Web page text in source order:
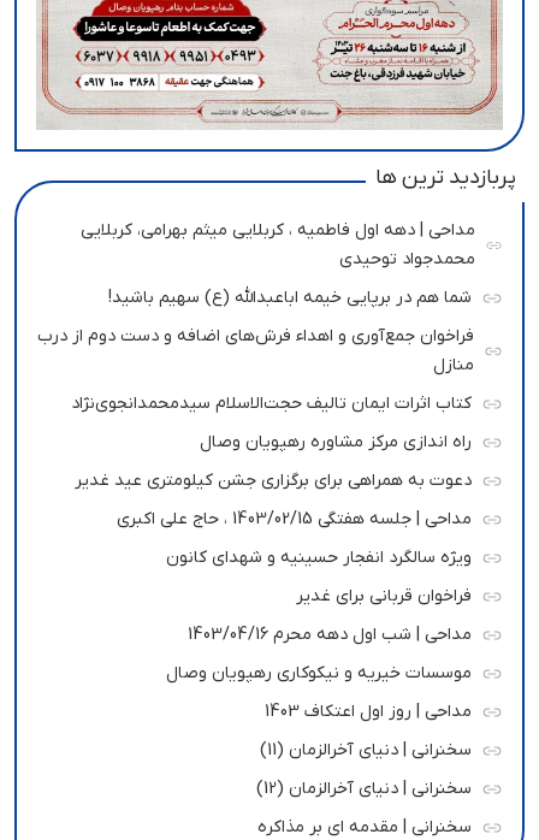
پربازدید ترین ها
مداحی | دهه اول فاطمیه ، کربلایی میثم بهرامی، کربلایی
محمدجواد توحیدی
شما هم در برپایی خیمه اباعبدالله (ع) سهیم باشید!
فراخوان جمع‌آوری و اهداء فرش‌های اضافه و دست دوم از درب
منازل
کتاب اثرات ایمان تالیف حجت‌الاسلام سیدمحمدانجوی‌نژاد
راه اندازی مرکز مشاوره رهپویان وصال
دعوت به همراهی برای برگزاری جشن کیلومتری عید غدیر
مداحی | جلسه هفتگی 1403/02/15 ، حاج علی اکبری
ویژه سالگرد انفجار حسینیه و شهدای کانون
فراخوان قربانی برای غدیر
مداحی | شب اول دهه محرم 1403/04/16
موسسات خیریه و نیکوکاری رهپویان وصال
مداحی | روز اول اعتکاف 1403
سخنرانی | دنیای آخرالزمان (11)
سخنرانی | دنیای آخرالزمان (12)
سخنرانی | مقدمه ای بر مذاکره